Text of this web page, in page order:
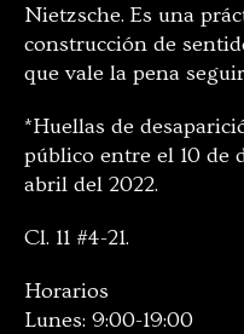
Nietzsche. Es una
construcción de
que vale la pena
*Huellas de
público entre el 10 de
abril del 2022.
Cl. 11 #4-21.
Horarios
Lunes: 9:00-19:00